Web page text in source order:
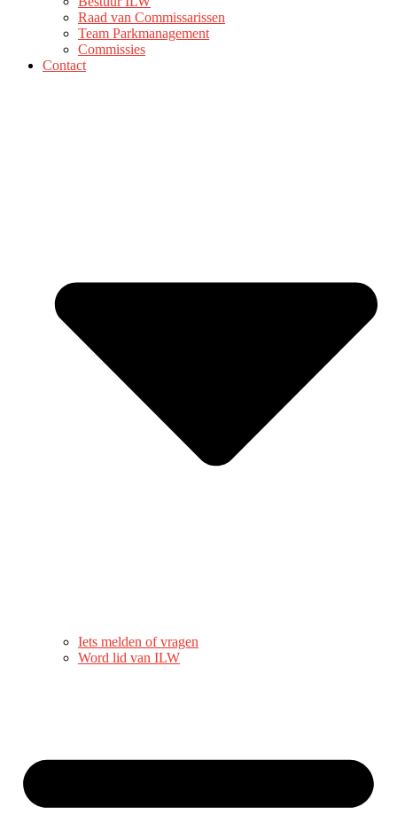
Raad van Commissarissen
Team Parkmanagement
Commissies
Contact
Iets melden of vragen
Word lid van ILW